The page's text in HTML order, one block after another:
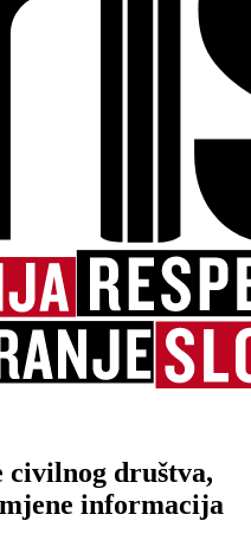
civilnog društva,
informacija